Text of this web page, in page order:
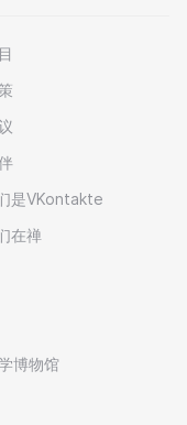
是VKontakte
在禅
博物馆